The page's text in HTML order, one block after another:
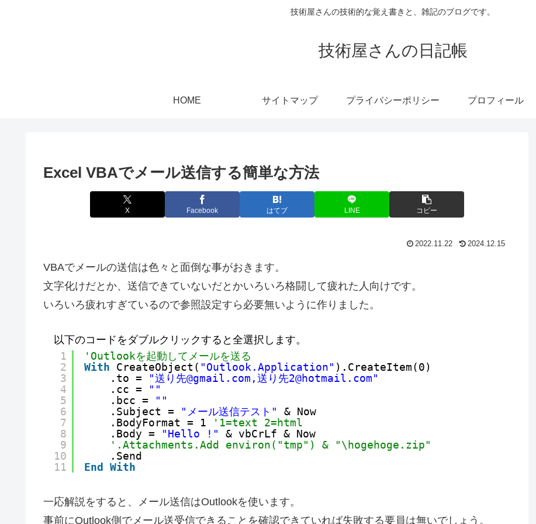
技術屋さんの技術的な覚え書きと、雑記のブログです。
技術屋さんの日記帳
HOME サイトマップ プライバシーポリシー プロフィール
Excel VBAでメール送信する簡単な方法
X Facebook はてブ LINE コピー
2022.11.22 2024.12.15
VBAでメールの送信は色々と面倒な事がおきます。
文字化けだとか、送信できていないだとかいろいろ格闘して疲れた人向けです。
いろいろ疲れすぎているので参照設定すら必要無いように作りました。
以下のコードをダブルクリックすると全選択します。
1
2
3
4
5
6
7
8
9
10
11
'Outlookを起動してメールを送る
With
CreateObject( "Outlook.Application" ).CreateItem(0)
.to =
"送り先@gmail.com,送り先2@hotmail.com"
.cc =
""
.bcc =
""
.Subject =
"メール送信テスト"
& Now
.BodyFormat = 1
'1=text 2=html
.Body =
"Hello !"
& vbCrLf & Now
'.Attachments.Add environ("tmp") & "\hogehoge.zip"
.Send
End
With
一応解説をすると、メール送信はOutlookを使います。
事前にOutlook側でメール送受信できることを確認できていれば失敗する要員は無いでしょう。